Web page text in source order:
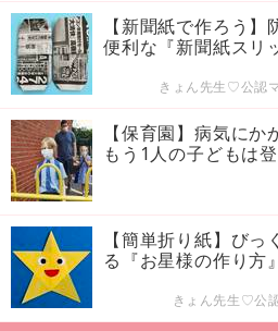
【新聞紙で作ろう
便利な『新聞紙スリ
きょん先生♡公認
【保育園】病気にか
もう1人の子どもは
【簡単折り紙】び
る『お星様の作り方』
きょん先生♡公